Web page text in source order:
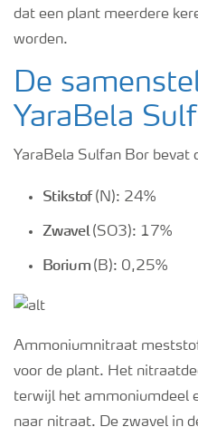
dat een plant meerdere
worden.
De
YaraBela
YaraBela Sulfan Bor bevat
Stikstof(N): 24%
Zwavel(SO3): 17%
Borium (B): 0,25%
Ammoniumnitraat
voor de plant. Het
terwijl het ammoniumdeel
naar nitraat. De zwavel in